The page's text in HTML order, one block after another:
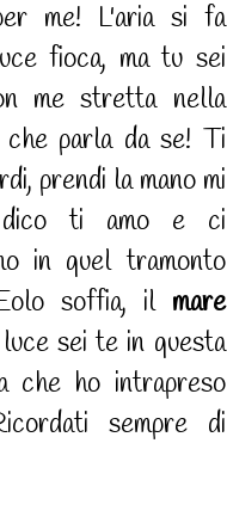
me! L'aria si fa
fioca, ma tu sei
me stretta nella
che parla da se! Ti
prendi la mano mi
ti amo e ci
in quel tramonto
soffia, il mare
sei te in questa
che ho intrapreso
sempre di